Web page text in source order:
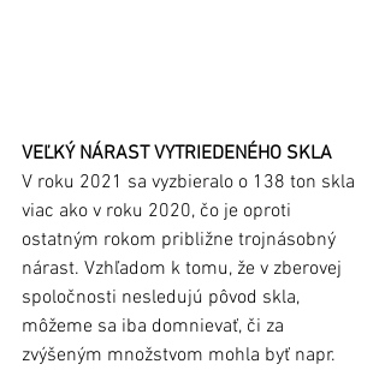
VEĽKÝ NÁRAST VYTRIEDENÉHO SKLA
V roku 2021 sa vyzbieralo o 138 ton skla
viac ako v roku 2020, čo je oproti
ostatným rokom približne trojnásobný
nárast. Vzhľadom k tomu, že v zberovej
spoločnosti nesledujú pôvod skla,
môžeme sa iba domnievať, či za
zvýšeným množstvom mohla byť napr.